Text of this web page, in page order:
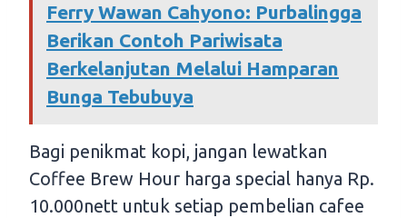
Ferry Wawan Cahyono: Purbalingga
Berikan Contoh Pariwisata
Berkelanjutan Melalui Hamparan
Bunga Tebubuya
Bagi penikmat kopi, jangan lewatkan
Coffee Brew Hour harga special hanya Rp.
10.000nett untuk setiap pembelian cafee